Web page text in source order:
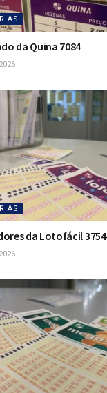
da Quina 7084
da Lotofácil 3754